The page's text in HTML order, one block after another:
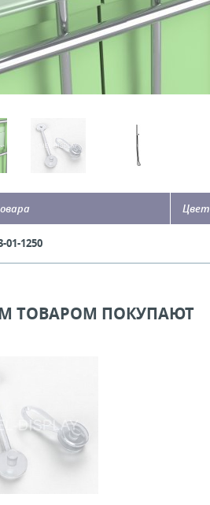
Цвет
01-1250
ТОВАРОМ ПОКУПАЮТ